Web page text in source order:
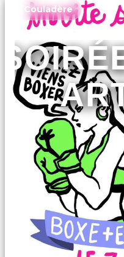
Couladère